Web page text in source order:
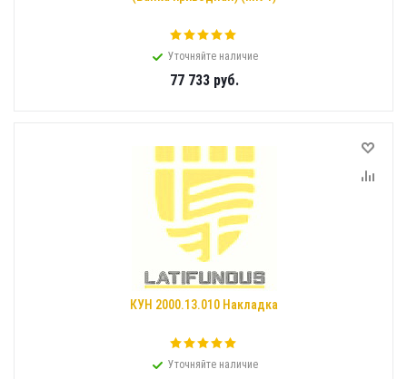
Уточняйте наличие
77 733руб.
КУН 2000.13.010 Накладка
Уточняйте наличие